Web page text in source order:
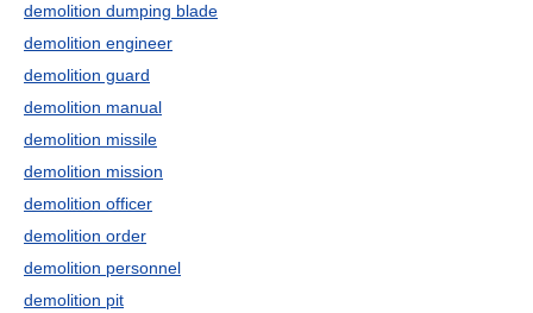
demolition dumping blade
demolition engineer
demolition guard
demolition manual
demolition missile
demolition mission
demolition officer
demolition order
demolition personnel
demolition pit